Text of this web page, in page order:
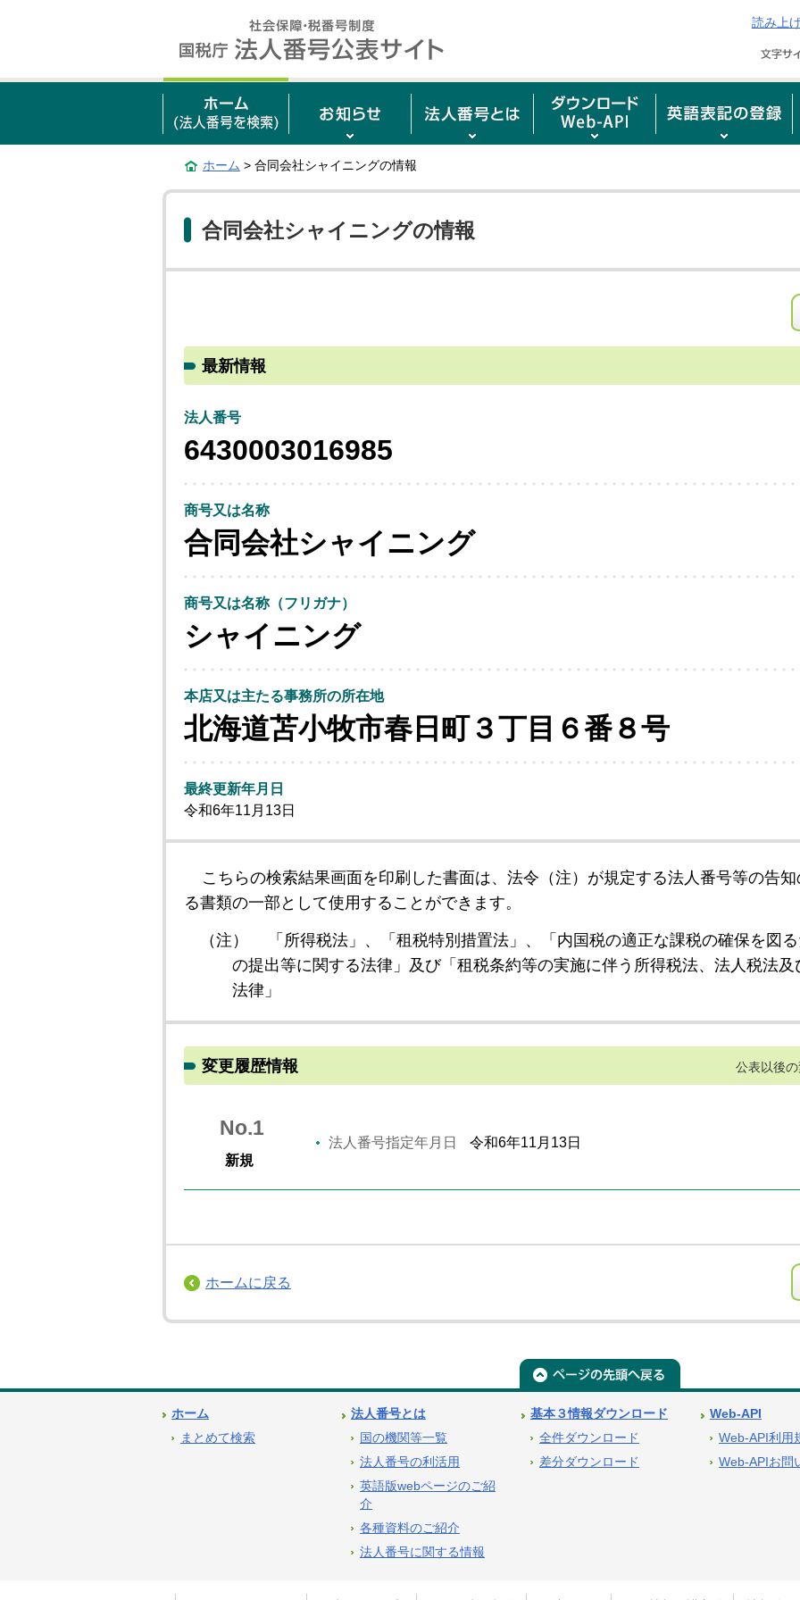
読み上
ホーム > 合同会社シャイニングの情報
合同会社シャイニングの情報
最新情報
法人番号
6430003016985
商号又は名称
合同会社シャイニング
商号又は名称（フリガナ）
シャイニング
本店又は主たる事務所の所在地
北海道苫小牧市春日町３丁目６番８号
最終更新年月日
令和6年11月13日
こちらの検索結果画面を印刷した書面は、法令（注）が規定する法人番号等の告
る書類の一部として使用することができます。
（注）
「所得税法」、「租税特別措置法」、「内国税の適正な課税の確保を図
の提出等に関する法律」及び「租税条約等の実施に伴う所得税法、法人税法
法律」
変更履歴情報 公表以後
No.1
新規
法人番号指定年月日 令和6年11月13日
ホームに戻る
ホーム
まとめて検索
法人番号とは
国の機関等一覧
法人番号の利活用
英語版webページのご紹
介
各種資料のご紹介
法人番号に関する情報
基本３情報ダウンロード
全件ダウンロード
差分ダウンロード
Web-API
Web-API利用
Web-APIお問